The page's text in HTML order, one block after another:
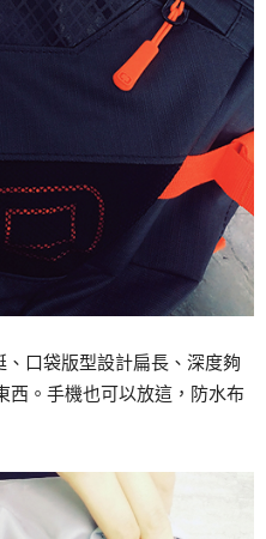
口袋版型設計扁長、深度夠
西。手機也可以放這，防水布